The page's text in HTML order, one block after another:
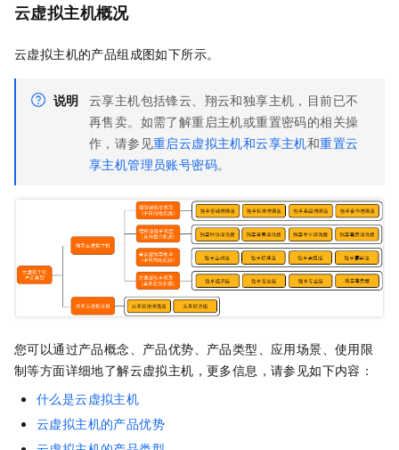
云虚拟主机概况
云虚拟主机的产品组成图如下所示。
说明 云享主机包括锋云、翔云和独享主机，目前已不
再售卖。如需了解重启主机或重置密码的相关操
作，请参见重启云虚拟主机和云享主机和重置云
享主机管理员账号密码。
您可以通过产品概念、产品优势、产品类型、应用场景、使用限
制等方面详细地了解云虚拟主机，更多信息，请参见如下内容：
什么是云虚拟主机
云虚拟主机的产品优势